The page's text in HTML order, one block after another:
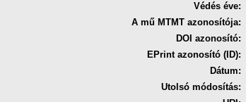
Védés éve:
A mű MTMT azonosítója:
DOI azonosító:
EPrint azonosító (ID):
Dátum:
Utolsó módosítás: